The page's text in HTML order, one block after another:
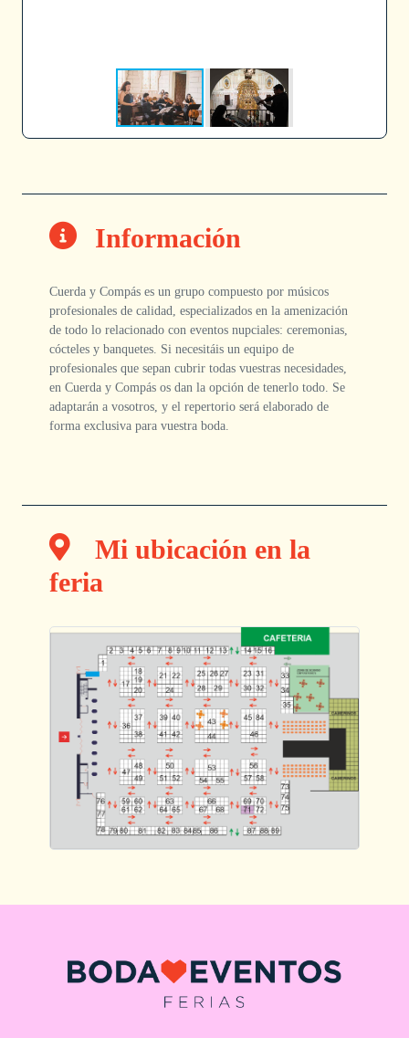
Información
Cuerda y Compás es un grupo compuesto por músicos
profesionales de calidad, especializados en la amenización
de todo lo relacionado con eventos nupciales: ceremonias,
cócteles y banquetes. Si necesitáis un equipo de
profesionales que sepan cubrir todas vuestras necesidades,
en Cuerda y Compás os dan la opción de tenerlo todo. Se
adaptarán a vosotros, y el repertorio será elaborado de
forma exclusiva para vuestra boda.
Mi ubicación en la
feria